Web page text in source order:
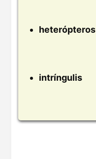
heterópteros
intríngulis